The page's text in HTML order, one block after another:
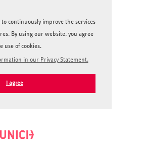
to continuously improve the services
By using our website, you agree
use of cookies.
in our Privacy Statement.
I agree